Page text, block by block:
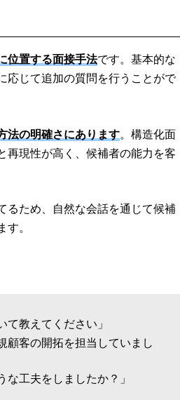
位置する面接手法です。基本的な
応じて追加の質問を行うことがで
法の明確さにあります。構造化面
再現性が高く、候補者の能力を客
るため、自然な会話を通じて候補
す。
て教えてください」
顧客の開拓を担当していまし
な工夫をしましたか？」